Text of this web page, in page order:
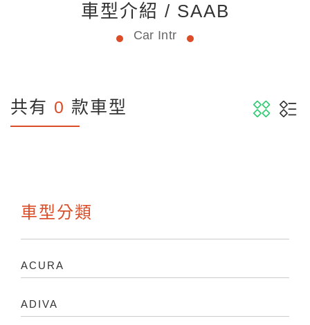
車型介紹 / SAAB
Car Intr
共有 0 款車型
車型分類
ACURA
ADIVA